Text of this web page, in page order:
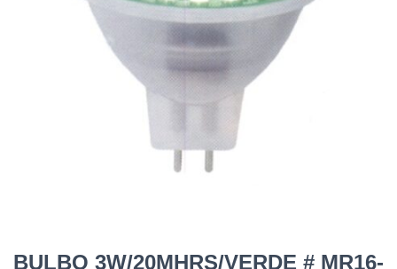
BULBO 3W/20MHRS/VERDE # MR16-